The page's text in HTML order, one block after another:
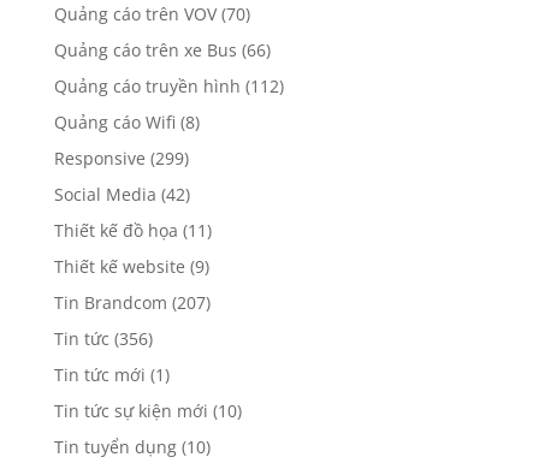
Quảng cáo trên VOV(70)
Quảng cáo trên xe Bus (66)
Quảng cáo truyền hình (112)
Quảng cáo Wifi (8)
Responsive (299)
Social Media (42)
Thiết kế đồ họa (11)
Thiết kế website (9)
Tin Brandcom (207)
Tin tức (356)
Tin tức mới (1)
Tin tức sự kiện mới (10)
Tin tuyển dụng(10)